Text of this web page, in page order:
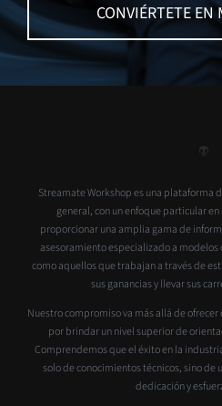
CONVIÉRTETE EN
Streamate Workshop es una plataforma
general, con un enfoque particular
proporcionar una amplia gama de
asesoramiento especializado a
como aquellos que trabajan a través de
sus ganancias y llevar sus
Nuestro compromiso va más allá de
por brindar un nivel superior de
Comprendemos que el éxito en la
solo de conocimientos técnicos, sino de
dedicación y